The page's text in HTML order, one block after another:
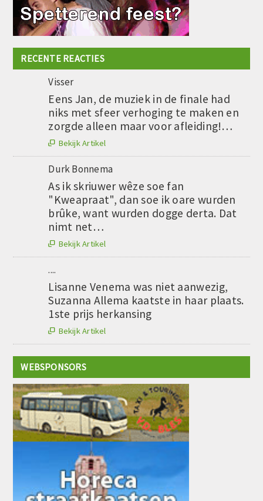
RECENTE REACTIES
Visser
Eens Jan, de muziek in de finale had
niks met sfeer verhoging te maken en
zorgde alleen maar voor afleiding!…
 Bekijk Artikel
Durk Bonnema
As ik skriuwer wêze soe fan
"Kweapraat", dan soe ik oare wurden
brûke, want wurden dogge derta. Dat
nimt net…
 Bekijk Artikel
....
Lisanne Venema was niet aanwezig,
Suzanna Allema kaatste in haar plaats.
1ste prijs herkansing
 Bekijk Artikel
WEBSPONSORS